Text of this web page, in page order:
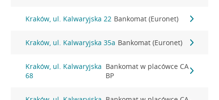
Kraków, ul. Kalwaryjska 22 Bankomat (Euronet)
Kraków, ul. Kalwaryjska 35a Bankomat (Euronet)
Kraków, ul. Kalwaryjska
68
Bankomat w placówce CA
BP